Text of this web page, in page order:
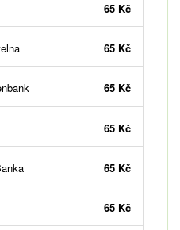
65 Kč
65 Kč
65 Kč
65 Kč
65 Kč
65 Kč